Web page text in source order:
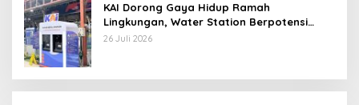
KAI Dorong Gaya Hidup Ramah
Lingkungan, Water Station Berpotensi
Kurangi 2,99 Juta Botol Plastik
26 Juli 2026